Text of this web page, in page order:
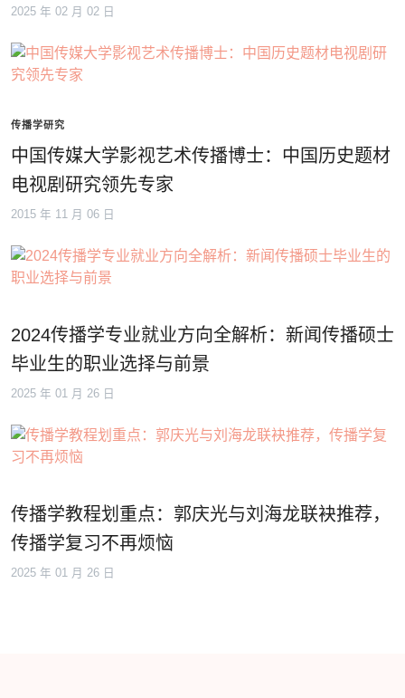
2025 年 02 月 02 日
传播学研究
中国传媒大学影视艺术传播博士：中国历史题材
电视剧研究领先专家
2015 年 11 月 06 日
2024传播学专业就业方向全解析：新闻传播硕士
毕业生的职业选择与前景
2025 年 01 月 26 日
传播学教程划重点：郭庆光与刘海龙联袂推荐，
传播学复习不再烦恼
2025 年 01 月 26 日